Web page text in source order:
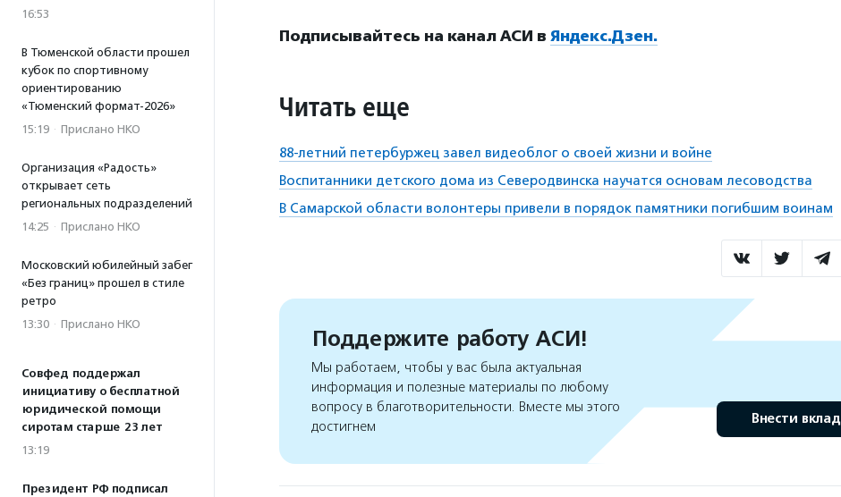
16:53
В Тюменской области прошел
кубок по спортивному
ориентированию
«Тюменский формат-2026»
15:19 · Прислано НКО
Организация «Радость»
открывает сеть
региональных подразделений
14:25 · Прислано НКО
Московский юбилейный забег
«Без границ» прошел в стиле
ретро
13:30 · Прислано НКО
Совфед поддержал
инициативу о бесплатной
юридической помощи
сиротам старше 23 лет
13:19
Президент РФ подписал
Подписывайтесь на канал АСИ в Яндекс.Дзен.
Читать еще
88-летний петербуржец завел видеоблог о своей жизни и войне
Воспитанники детского дома из Северодвинска научатся основам лесоводства
В Самарской области волонтеры привели в порядок памятники погибшим воинам
Поддержите работу АСИ!
Мы работаем, чтобы у вас была актуальная
информация и полезные материалы по любому
вопросу в благотворительности. Вместе мы этого
достигнем
Внести вклад